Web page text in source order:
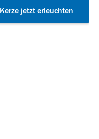
Kerze jetzt erleuchten